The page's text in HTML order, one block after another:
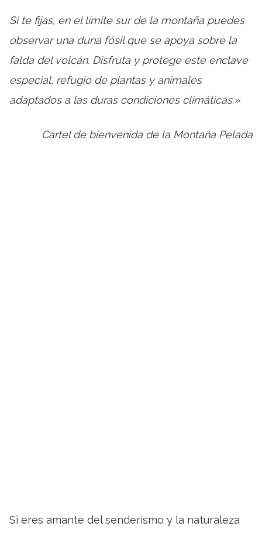
Si te fijas, en el límite sur de la montaña puedes
observar una duna fósil que se apoya sobre la
falda del volcán. Disfruta y protege este enclave
especial, refugio de plantas y animales
adaptados a las duras condiciones climáticas.»
Cartel de bienvenida de la Montaña Pelada
Si eres amante del senderismo y la naturaleza